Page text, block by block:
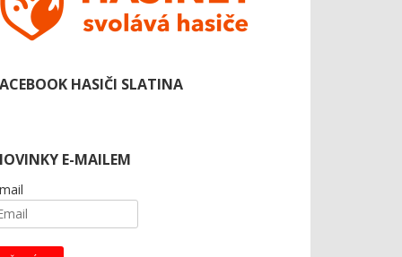
HASIČI SLATINA
E-MAILEM